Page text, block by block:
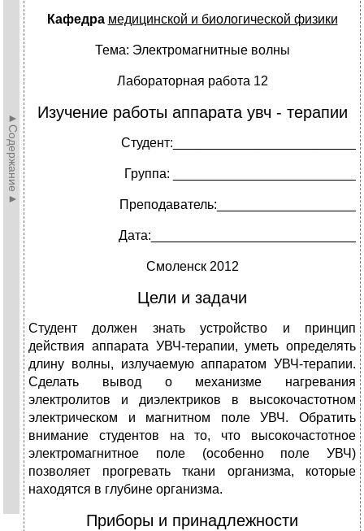
►Содержание►
Кафедра медицинской и биологической физики
Тема: Электромагнитные волны
Лабораторная работа 12
Изучение работы аппарата увч - терапии
Студент:_________________________
Группа: _________________________
Преподаватель:___________________
Дата:____________________________
Смоленск 2012
Цели и задачи
Студент должен знать устройство и принцип
действия аппарата УВЧ-терапии, уметь определять
длину волны, излучаемую аппаратом УВЧ-терапии.
Сделать вывод о механизме нагревания
электролитов и диэлектриков в высокочастотном
электрическом и магнитном поле УВЧ. Обратить
внимание студентов на то, что высокочастотное
электромагнитное поле (особенно поле УВЧ)
позволяет прогревать ткани организма, которые
находятся в глубине организма.
Приборы и принадлежности